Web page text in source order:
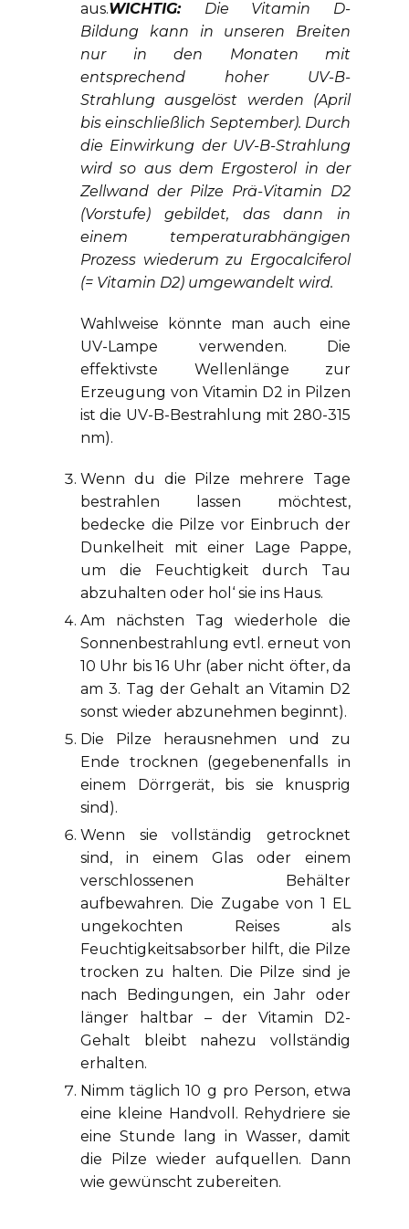
aus.WICHTIG: Die Vitamin D-
Bildung kann in unseren Breiten
nur in den Monaten mit
entsprechend hoher UV-B-
Strahlung ausgelöst werden (April
bis einschließlich September). Durch
die Einwirkung der UV-B-Strahlung
wird so aus dem Ergosterol in der
Zellwand der Pilze Prä-Vitamin D2
(Vorstufe) gebildet, das dann in
einem temperaturabhängigen
Prozess wiederum zu Ergocalciferol
(= Vitamin D2) umgewandelt wird.
Wahlweise könnte man auch eine
UV-Lampe verwenden. Die
effektivste Wellenlänge zur
Erzeugung von Vitamin D2 in Pilzen
ist die UV-B-Bestrahlung mit 280-315
nm).
Wenn du die Pilze mehrere Tage
bestrahlen lassen möchtest,
bedecke die Pilze vor Einbruch der
Dunkelheit mit einer Lage Pappe,
um die Feuchtigkeit durch Tau
abzuhalten oder hol‘ sie ins Haus.
Am nächsten Tag wiederhole die
Sonnenbestrahlung evtl. erneut von
10 Uhr bis 16 Uhr (aber nicht öfter, da
am 3. Tag der Gehalt an Vitamin D2
sonst wieder abzunehmen beginnt).
Die Pilze herausnehmen und zu
Ende trocknen (gegebenenfalls in
einem Dörrgerät, bis sie knusprig
sind).
Wenn sie vollständig getrocknet
sind, in einem Glas oder einem
verschlossenen Behälter
aufbewahren. Die Zugabe von 1 EL
ungekochten Reises als
Feuchtigkeitsabsorber hilft, die Pilze
trocken zu halten. Die Pilze sind je
nach Bedingungen, ein Jahr oder
länger haltbar – der Vitamin D2-
Gehalt bleibt nahezu vollständig
erhalten.
Nimm täglich 10 g pro Person, etwa
eine kleine Handvoll. Rehydriere sie
eine Stunde lang in Wasser, damit
die Pilze wieder aufquellen. Dann
wie gewünscht zubereiten.